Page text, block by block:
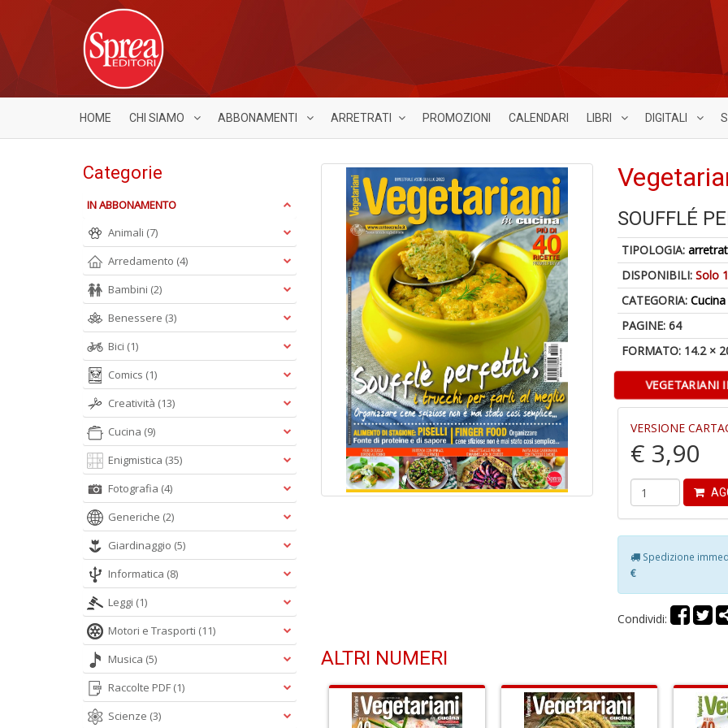
HOME CHI SIAMO ABBONAMENTI ARRETRATI PROMOZIONI CALENDARI LIBRI DIGITALI
SOUFFLÉ
TIPOLOGIA:
DISPONIBILI:Solo
CATEGORIA:Cucina
PAGINE: 64
FORMATO: 14.2 ×
VEGETARIANI
VERSIONE
€ 3,90
Spedizione
€
Condividi:
ALTRI NUMERI
Categorie
IN ABBONAMENTO
Animali (7)
Arredamento (4)
Bambini (2)
Benessere (3)
Bici (1)
Comics (1)
Creatività (13)
Cucina (9)
Enigmistica (35)
Fotografia (4)
Generiche (2)
Giardinaggio (5)
Informatica (8)
Leggi (1)
Motori e Trasporti (11)
Musica (5)
Raccolte PDF (1)
Scienze (3)